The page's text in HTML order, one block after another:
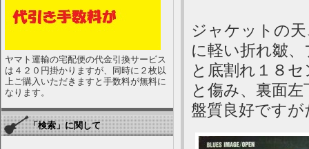
ヤマト運輸の宅配便の代金引換サービス
は４２０円掛かりますが、同時に２枚以
上ご購入いただきますと手数料が無料に
なります。
「検索」に関して
ジャケットの
に軽い折れ皺
と底割れ１８
と傷み、裏面
盤質良好です